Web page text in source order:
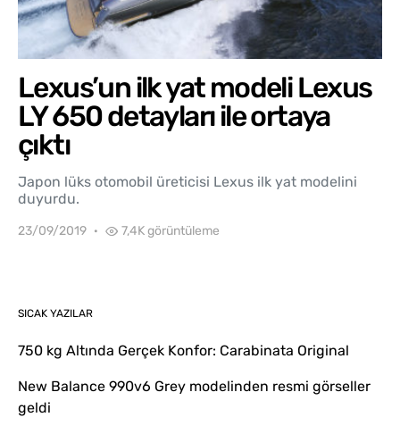
Lexus’un ilk yat modeli Lexus
LY 650 detayları ile ortaya
çıktı
Japon lüks otomobil üreticisi Lexus ilk yat modelini
duyurdu.
23/09/2019 7,4K görüntüleme
SICAK YAZILAR
750 kg Altında Gerçek Konfor: Carabinata Original
New Balance 990v6 Grey modelinden resmi görseller
geldi